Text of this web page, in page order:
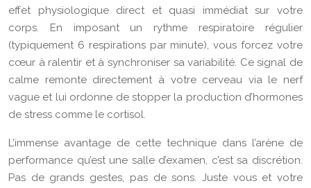
effet physiologique direct et quasi immédiat sur votre
corps. En imposant un rythme respiratoire régulier
(typiquement 6 respirations par minute), vous forcez votre
cœur à ralentir et à synchroniser sa variabilité. Ce signal de
calme remonte directement à votre cerveau via le nerf
vague et lui ordonne de stopper la production d’hormones
de stress comme le cortisol.
L’immense avantage de cette technique dans l’arène de
performance qu’est une salle d’examen, c’est sa discrétion.
Pas de grands gestes, pas de sons. Juste vous et votre